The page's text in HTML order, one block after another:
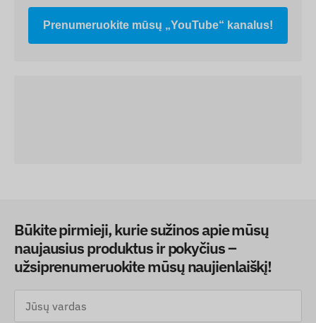
Prenumeruokite mūsų „YouTube“ kanalus!
Būkite pirmieji, kurie sužinos apie mūsų
naujausius produktus ir pokyčius –
užsiprenumeruokite mūsų naujienlaiškį!